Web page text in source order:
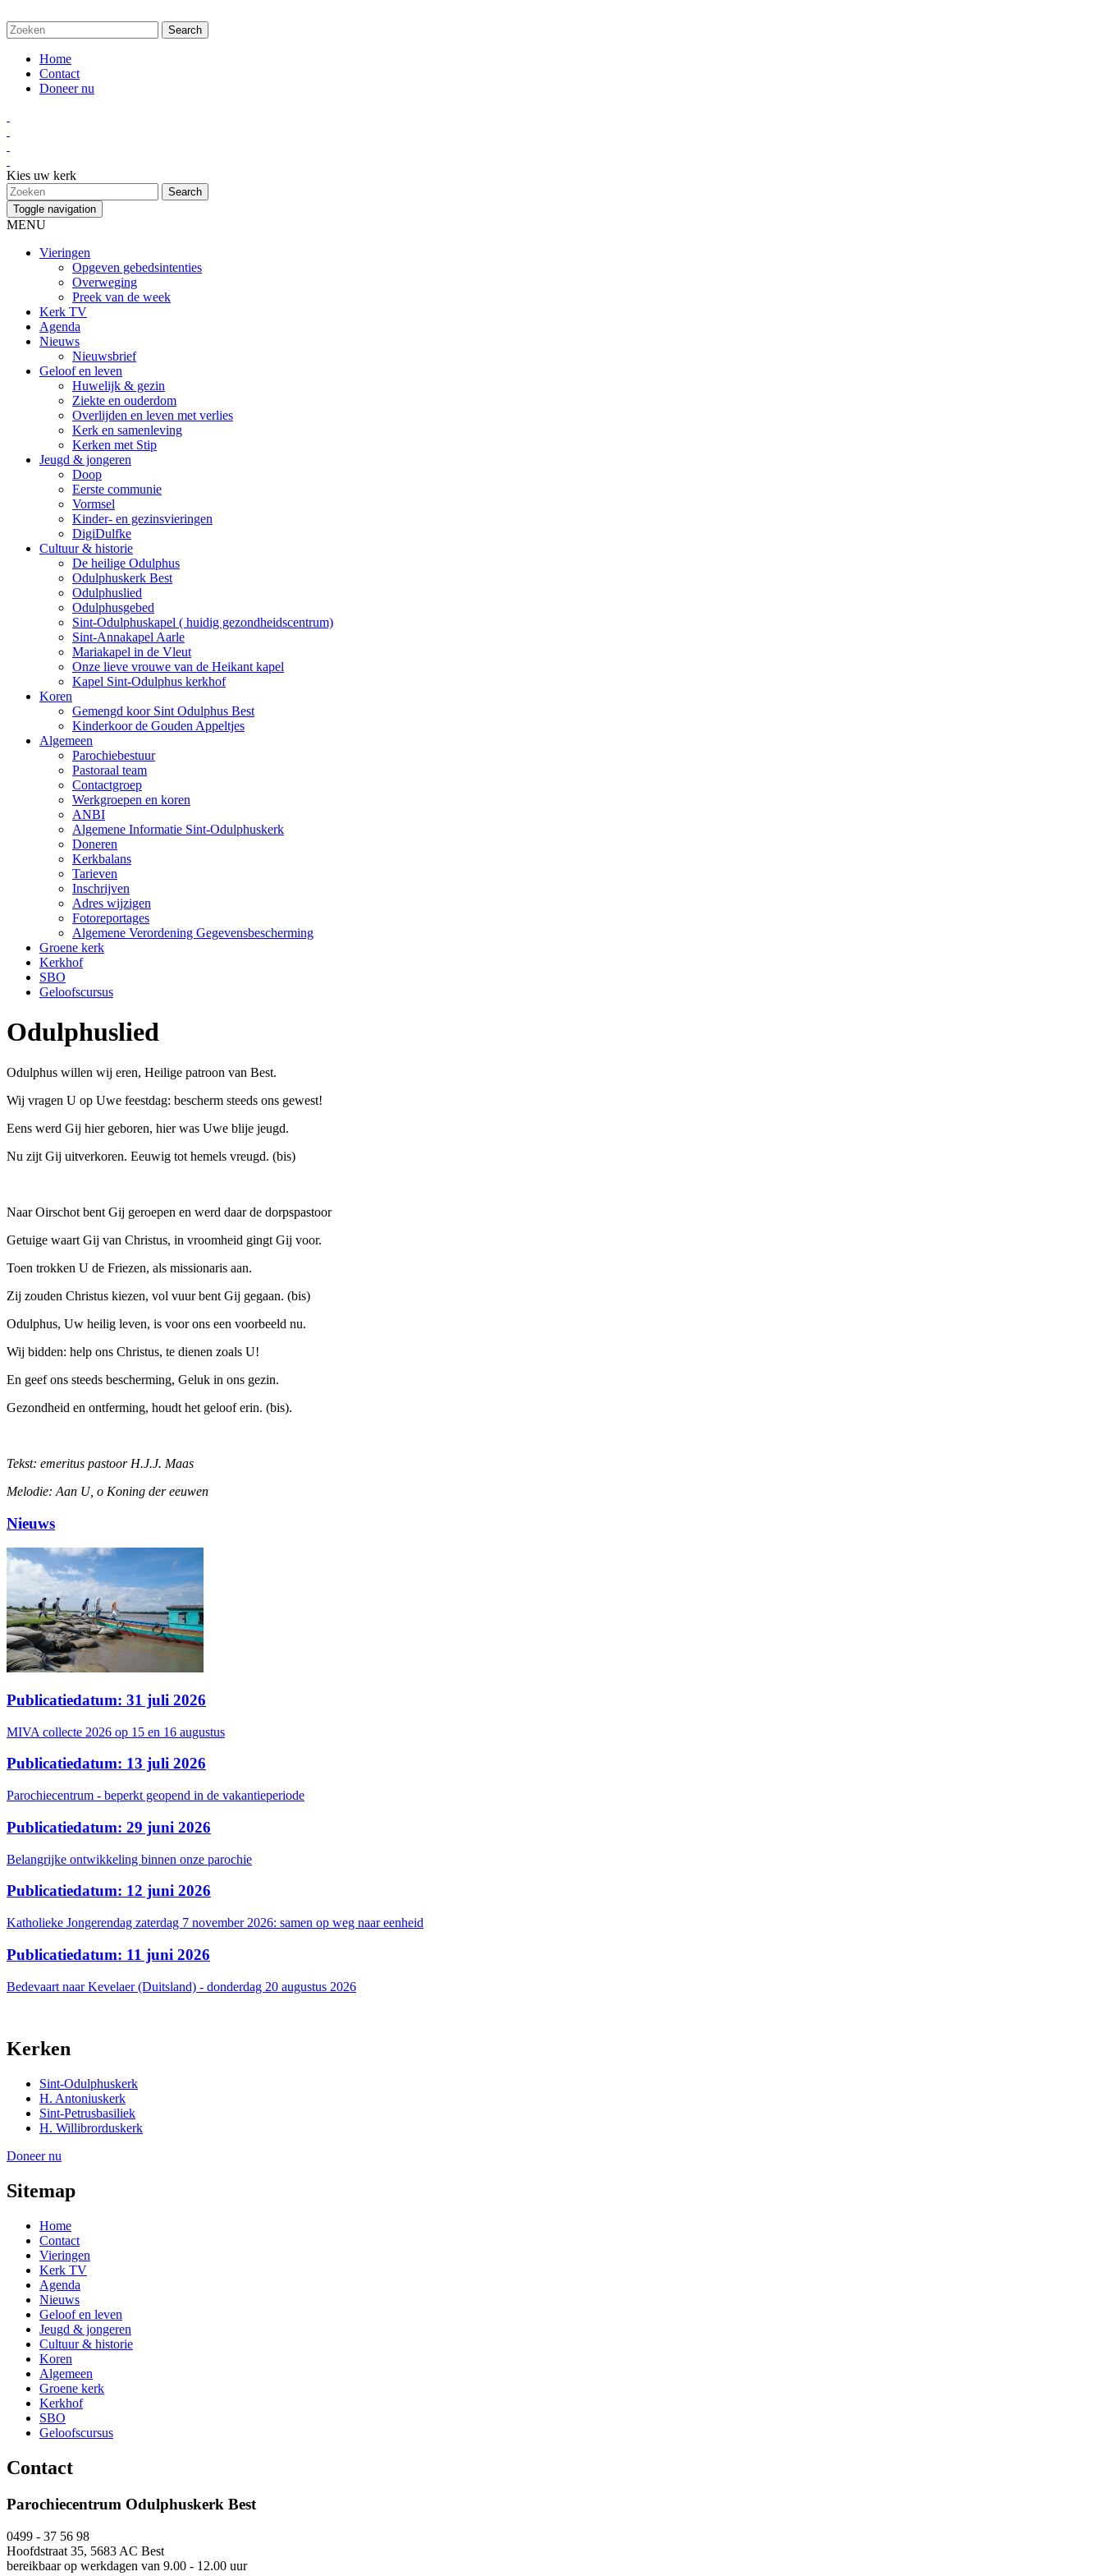
Home
Contact
Doneer nu
Kies uw kerk
Toggle navigation
MENU
Vieringen
Opgeven gebedsintenties
Overweging
Preek van de week
Kerk TV
Agenda
Nieuws
Nieuwsbrief
Geloof en leven
Huwelijk & gezin
Ziekte en ouderdom
Overlijden en leven met verlies
Kerk en samenleving
Kerken met Stip
Jeugd & jongeren
Doop
Eerste communie
Vormsel
Kinder- en gezinsvieringen
DigiDulfke
Cultuur & historie
De heilige Odulphus
Odulphuskerk Best
Odulphuslied
Odulphusgebed
Sint-Odulphuskapel ( huidig gezondheidscentrum)
Sint-Annakapel Aarle
Mariakapel in de Vleut
Onze lieve vrouwe van de Heikant kapel
Kapel Sint-Odulphus kerkhof
Koren
Gemengd koor Sint Odulphus Best
Kinderkoor de Gouden Appeltjes
Algemeen
Parochiebestuur
Pastoraal team
Contactgroep
Werkgroepen en koren
ANBI
Algemene Informatie Sint-Odulphuskerk
Doneren
Kerkbalans
Tarieven
Inschrijven
Adres wijzigen
Fotoreportages
Algemene Verordening Gegevensbescherming
Groene kerk
Kerkhof
SBO
Geloofscursus
Odulphuslied
Odulphus willen wij eren, Heilige patroon van Best.
Wij vragen U op Uwe feestdag: bescherm steeds ons gewest!
Eens werd Gij hier geboren, hier was Uwe blije jeugd.
Nu zijt Gij uitverkoren. Eeuwig tot hemels vreugd. (bis)
Naar Oirschot bent Gij geroepen en werd daar de dorpspastoor
Getuige waart Gij van Christus, in vroomheid gingt Gij voor.
Toen trokken U de Friezen, als missionaris aan.
Zij zouden Christus kiezen, vol vuur bent Gij gegaan. (bis)
Odulphus, Uw heilig leven, is voor ons een voorbeeld nu.
Wij bidden: help ons Christus, te dienen zoals U!
En geef ons steeds bescherming, Geluk in ons gezin.
Gezondheid en ontferming, houdt het geloof erin. (bis).
Tekst: emeritus pastoor H.J.J. Maas
Melodie: Aan U, o Koning der eeuwen
Nieuws
Publicatiedatum: 31 juli 2026
MIVA collecte 2026 op 15 en 16 augustus
Publicatiedatum: 13 juli 2026
Parochiecentrum - beperkt geopend in de vakantieperiode
Publicatiedatum: 29 juni 2026
Belangrijke ontwikkeling binnen onze parochie
Publicatiedatum: 12 juni 2026
Katholieke Jongerendag zaterdag 7 november 2026: samen op weg naar eenheid
Publicatiedatum: 11 juni 2026
Bedevaart naar Kevelaer (Duitsland) - donderdag 20 augustus 2026
Kerken
Sint-Odulphuskerk
H. Antoniuskerk
Sint-Petrusbasiliek
H. Willibrorduskerk
Doneer nu
Sitemap
Home
Contact
Vieringen
Kerk TV
Agenda
Nieuws
Geloof en leven
Jeugd & jongeren
Cultuur & historie
Koren
Algemeen
Groene kerk
Kerkhof
SBO
Geloofscursus
Contact
Parochiecentrum Odulphuskerk Best
0499 - 37 56 98
Hoofdstraat 35, 5683 AC Best
bereikbaar op werkdagen van 9.00 - 12.00 uur